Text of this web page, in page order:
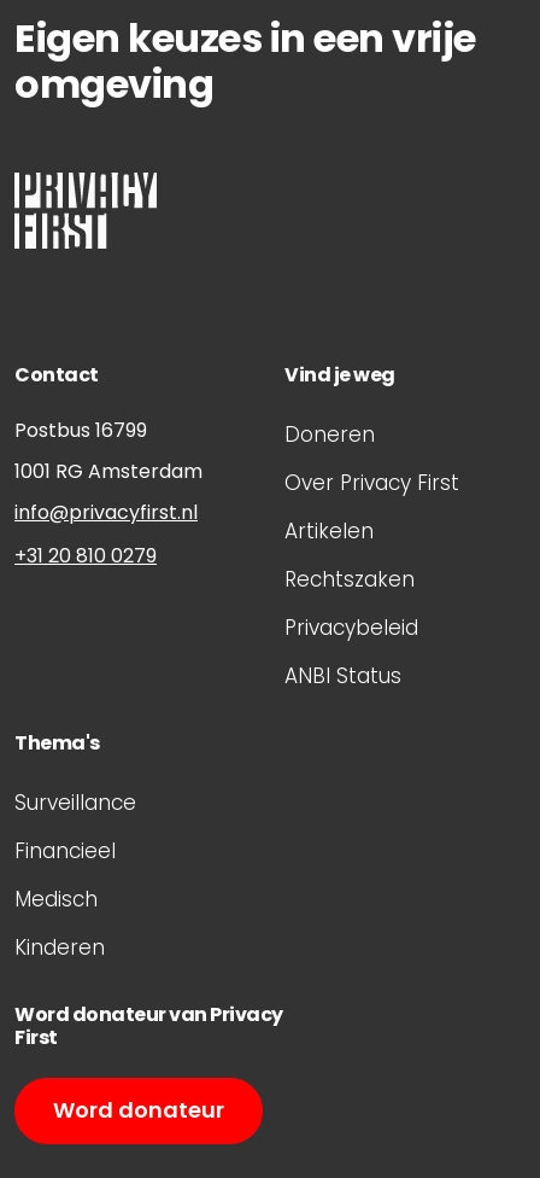
Eigen keuzes in een vrije
omgeving
Contact
Postbus 16799
1001 RG Amsterdam
info@privacyfirst.nl
+31 20 810 0279
Vind je weg
Doneren
Over Privacy First
Artikelen
Rechtszaken
Privacybeleid
ANBI Status
Thema's
Surveillance
Financieel
Medisch
Kinderen
Word donateur van Privacy
First
Word donateur